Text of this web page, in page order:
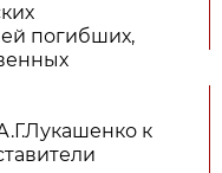
погибших,
к